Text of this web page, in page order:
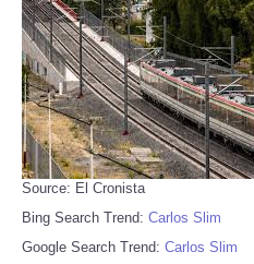
Source: El Cronista
Bing Search Trend: Carlos Slim
Google Search Trend: Carlos Slim